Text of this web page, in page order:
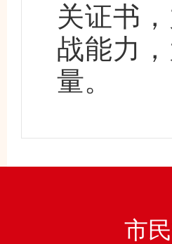
关证书
战能力
量。
市